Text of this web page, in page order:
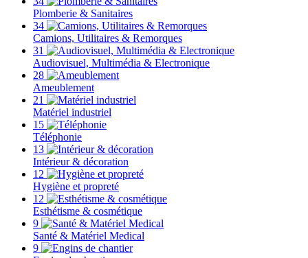
Plomberie & Sanitaires
34
Camions, Utilitaires & Remorques
31
Audiovisuel, Multimédia & Electronique
28
Ameublement
21
Matériel industriel
15
Téléphonie
13
Intérieur & décoration
12
Hygiène et propreté
12
Esthétisme & cosmétique
9
Santé & Matériel Medical
9